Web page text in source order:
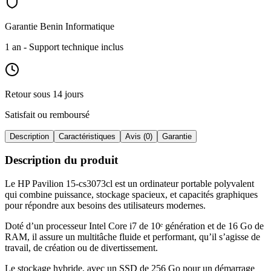
Garantie Benin Informatique
1 an - Support technique inclus
Retour sous 14 jours
Satisfait ou remboursé
Description Caractéristiques Avis (0) Garantie
Description du produit
Le HP Pavilion 15-cs3073cl est un ordinateur portable polyvalent
qui combine puissance, stockage spacieux, et capacités graphiques
pour répondre aux besoins des utilisateurs modernes.
Doté d’un processeur Intel Core i7 de 10ᵉ génération et de 16 Go de
RAM, il assure un multitâche fluide et performant, qu’il s’agisse de
travail, de création ou de divertissement.
Le stockage hybride, avec un SSD de 256 Go pour un démarrage